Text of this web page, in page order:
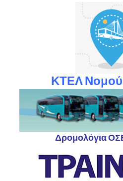
ΚΤΕΛ Νομού
Δρομολόγια